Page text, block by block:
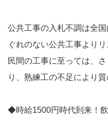
公共工事の入札不調は全
ぐれのない公共工事より
民間の工事に至っては、
り、熟練工の不足により質
◆時給1500円時代到来！